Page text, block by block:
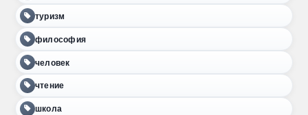
туризм
философия
человек
чтение
школа